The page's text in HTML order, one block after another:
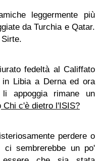
leggermente più
da Turchia e Qatar.
fedeltà al Califfato
Libia a Derna ed ora
appoggia rimane un
Chi c'è dietro l'ISIS?
perdere o
sembrerebbe un po'